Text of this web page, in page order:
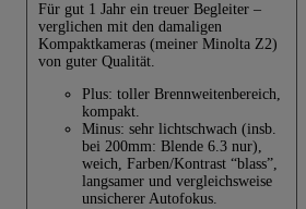
Für gut 1 Jahr ein treuer Begleiter –
verglichen mit den damaligen
Kompaktkameras (meiner Minolta Z2)
von guter Qualität.
Plus: toller Brennweitenbereich,
kompakt.
Minus: sehr lichtschwach (insb.
bei 200mm: Blende 6.3 nur),
weich, Farben/Kontrast “blass”,
langsamer und vergleichsweise
unsicherer Autofokus.